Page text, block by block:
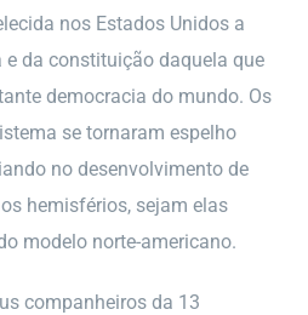
nos Estados Unidos a
e da constituição daquela que
democracia do mundo. Os
se tornaram espelho
no desenvolvimento de
hemisférios, sejam elas
modelo norte-americano.
companheiros da 13